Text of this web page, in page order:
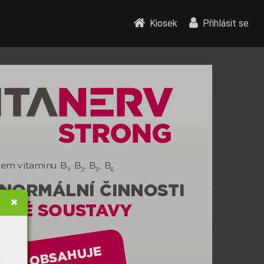
vitaminu B 1 , B2 , B3 , B6
ČINNOSTI
VÉ SOUSTAVY
A OBSAHUJE
Kiosek Přihlásit se